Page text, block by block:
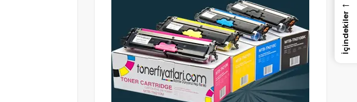
←
İçindekiler